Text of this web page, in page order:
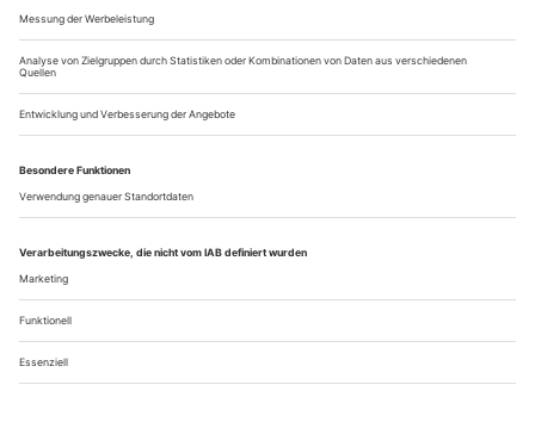
auf die Beine zu stellen
Sofort nachdem er seine Tätigkeit als Chef der New York
Philharmonic beendet hatte, reiste Lorin Maazel nach
Castleton Farms, seiner Sommerresidenz tief im ländlichen
Virginia. Nach einer grandiosen Aufführung von Mahlers
Symphonie der Tausend nun also eine völlig andere Aufgabe:
das neue Castleton Festival, bei dem in der ersten Julihälfte
neben vier Kammeropern...
Über uns Kontakt Kritikerumfrage Newsletter